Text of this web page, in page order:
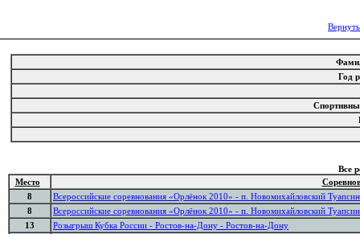
Год
Все
Место
8
Всероссийские соревнования «Орлёнок 2010» - п. Новомихайловский
8
Всероссийские соревнования «Орлёнок 2010» - п. Новомихайловский
13
Розыгрыш Кубка России - Ростов-на-Дону - Ростов-на-Дону